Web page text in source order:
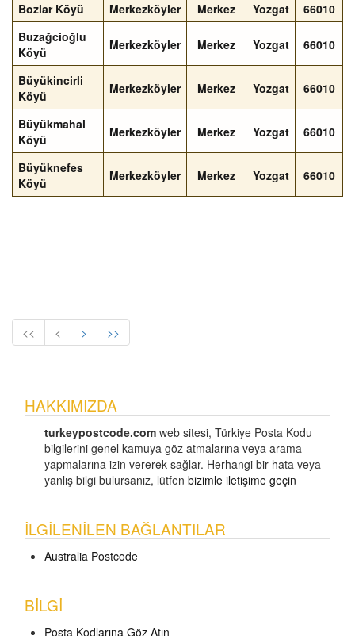
Bozlar Köyü Merkezköyler Merkez Yozgat
66010
Buzağcioğlu
Köyü
Merkezköyler Merkez Yozgat 66010
Büyükincirli
Köyü
Merkezköyler Merkez Yozgat 66010
Büyükmahal
Köyü
Merkezköyler Merkez Yozgat 66010
Büyüknefes
Köyü
Merkezköyler Merkez Yozgat 66010
<< < > >>
HAKKIMIZDA
turkeypostcode.com web sitesi, Türkiye Posta Kodu
bilgilerini genel kamuya göz atmalarına veya arama
yapmalarına izin vererek sağlar. Herhangi bir hata veya
yanlış bilgi bulursanız, lütfen bizimle iletişime geçin
İLGILENILEN BAĞLANTILAR
Australia Postcode
BILGI
Posta Kodlarına Göz Atın